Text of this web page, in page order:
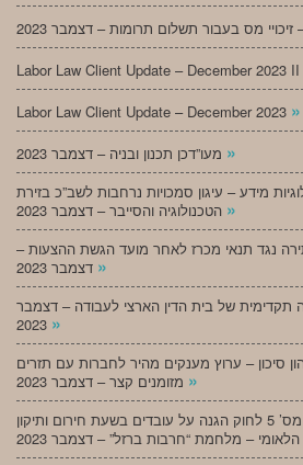
Labor Law Client Update – December 2023 II
Labor Law Client Update – December 2023 »
»
מידע – עיגון סמכויות נרחבות לשב”כ בזירת
»
נגד תנאי מכרז לאחר מועד הגשת ההצעות –
»
תקדימית של בית הדין הארצי לעבודה – דצמבר
»
סיכון – ערוץ מענקים מהיר לחברות עם תזרים
»
מעו”דכן יחסי עבודה – תיקון מס’ 5 לחוק הגנה על עובדים בשעת חירום ותיקון